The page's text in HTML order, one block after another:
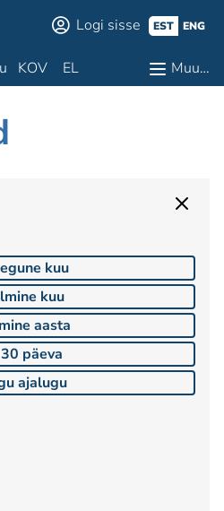
Logi sisse EST ENG
KOV EL Muu…
kuu
kuu
aasta
päeva
ajalugu